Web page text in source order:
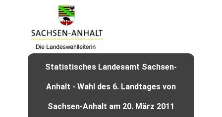
Statistisches Landesamt Sachsen-
Anhalt - Wahl des 6. Landtages von
Sachsen-Anhalt am 20. März 2011